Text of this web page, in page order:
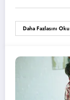
Daha Fazlasını Oku